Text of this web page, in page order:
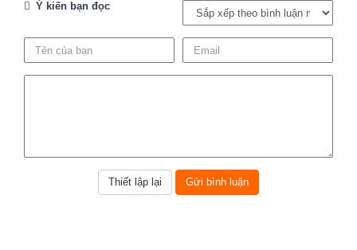
Ý kiến bạn đọc